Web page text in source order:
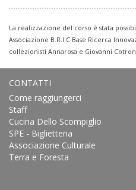
La realizzazione del corso è stata
Associazione B.R.I.C Base Ricerca
collezionisti Annarosa e Giovanni
CONTATTI
Come raggiungerci
Staff
Cucina Dello Scompiglio
SPE - Biglietteria
Associazione Culturale
Terra e Foresta